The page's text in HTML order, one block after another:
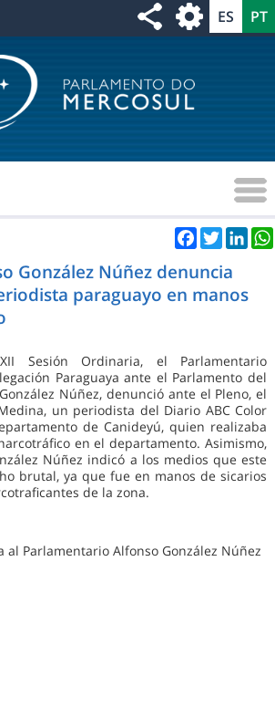
Facebook
Twitter
González Núñez denuncia
paraguayo en manos
Sesión Ordinaria, el Parlamentario
Paraguaya ante el Parlamento del
González Núñez, denunció ante el Pleno, el
un periodista del Diario ABC Color
de Canideyú, quien realizaba
en el departamento. Asimismo,
Núñez indicó a los medios que este
brutal, ya que fue en manos de sicarios
de la zona.
al Parlamentario Alfonso González Núñez